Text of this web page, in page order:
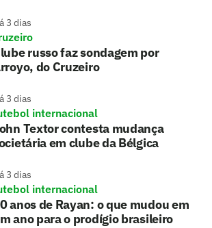
3 dias
russo faz sondagem por
do Cruzeiro
3 dias
internacional
Textor contesta mudança
em clube da Bélgica
3 dias
internacional
anos de Rayan: o que mudou em
ano para o prodígio brasileiro